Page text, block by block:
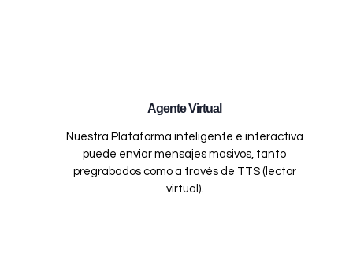
Agente Virtual
Nuestra Plataforma inteligente e interactiva
puede enviar mensajes masivos, tanto
pregrabados como a través de TTS (lector
virtual).